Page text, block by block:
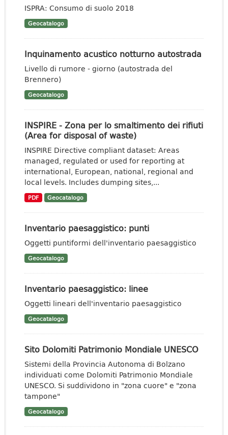
ISPRA: Consumo di suolo 2018
Geocatalogo
Inquinamento acustico notturno autostrada
Livello di rumore - giorno (autostrada del
Brennero)
Geocatalogo
INSPIRE - Zona per lo smaltimento dei rifiuti
(Area for disposal of waste)
INSPIRE Directive compliant dataset: Areas
managed, regulated or used for reporting at
international, European, national, regional and
local levels. Includes dumping sites,...
PDF Geocatalogo
Inventario paesaggistico: punti
Oggetti puntiformi dell'inventario paesaggistico
Geocatalogo
Inventario paesaggistico: linee
Oggetti lineari dell'inventario paesaggistico
Geocatalogo
Sito Dolomiti Patrimonio Mondiale UNESCO
Sistemi della Provincia Autonoma di Bolzano
individuati come Dolomiti Patrimonio Mondiale
UNESCO. Si suddividono in "zona cuore" e "zona
tampone"
Geocatalogo